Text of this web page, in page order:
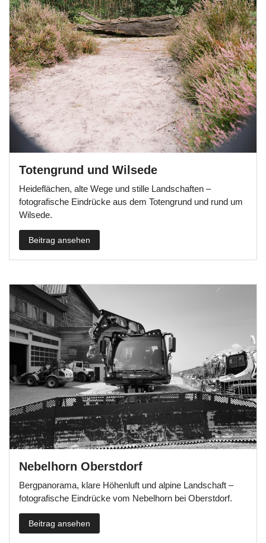
Totengrund und Wilsede
Heideflächen, alte Wege und stille Landschaften –
fotografische Eindrücke aus dem Totengrund und rund um
Wilsede.
Beitrag ansehen
Nebelhorn Oberstdorf
Bergpanorama, klare Höhenluft und alpine Landschaft –
fotografische Eindrücke vom Nebelhorn bei Oberstdorf.
Beitrag ansehen